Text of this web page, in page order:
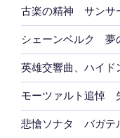
古楽の精神 サンサ
シェーンベルク 夢
英雄交響曲、ハイド
モーツァルト追悼
悲愴ソナタ バガテ